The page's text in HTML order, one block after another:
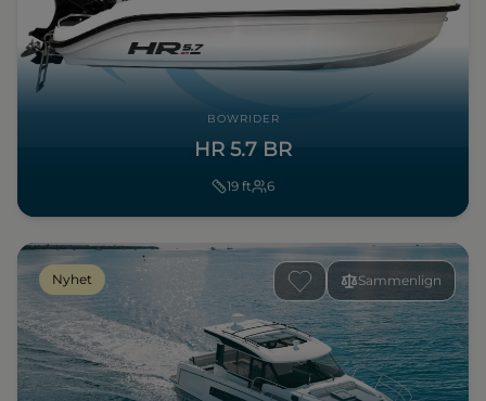
BOWRIDER
HR 5.7 BR
19 ft 6
Sammenlign
Nyhet